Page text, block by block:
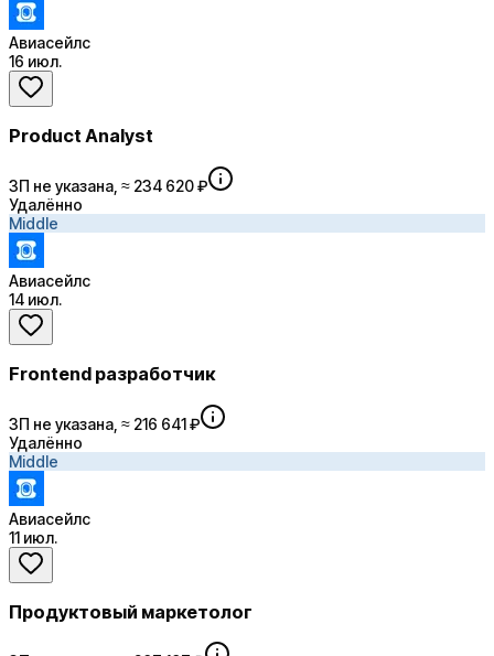
Авиасейлс
16 июл.
Product Analyst
ЗП не указана, ≈ 234 620 ₽
Удалённо
Middle
Авиасейлс
14 июл.
Frontend разработчик
ЗП не указана, ≈ 216 641 ₽
Удалённо
Middle
Авиасейлс
11 июл.
Продуктовый маркетолог